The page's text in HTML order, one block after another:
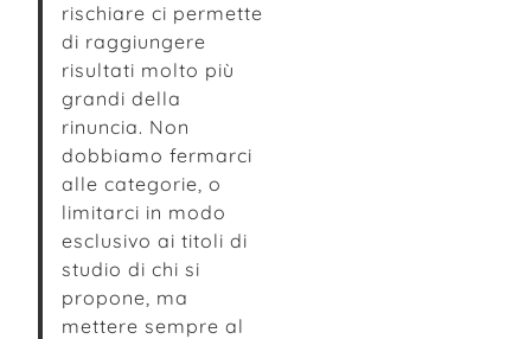
rischiare ci permette
di raggiungere
risultati molto più
grandi della
rinuncia. Non
dobbiamo fermarci
alle categorie, o
limitarci in modo
esclusivo ai titoli di
studio di chi si
propone, ma
mettere sempre al